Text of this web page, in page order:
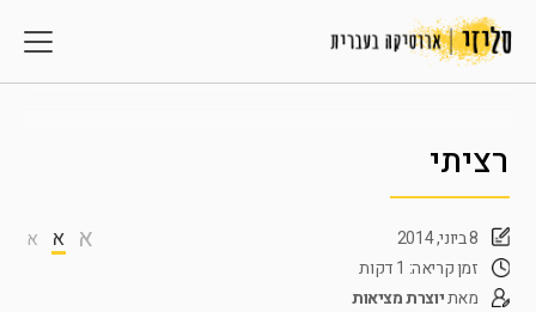
רציתי
א א א
8 ביוני, 2014
זמן קריאה: 1 דקות
מאתיוצרת מציאות